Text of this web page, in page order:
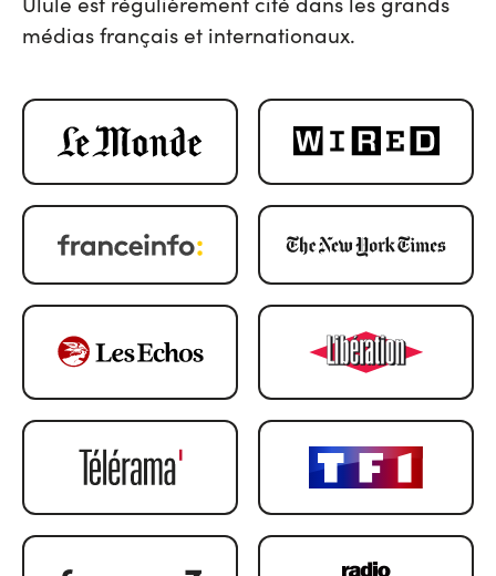
médias français et internationaux.